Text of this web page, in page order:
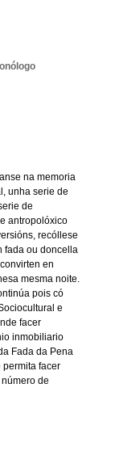
na memoria
unha serie de
de
antropolóxico
recóllese
fada ou doncella
en
mesma noite.
pois có
e
facer
inmobiliario
Fada da Pena
permita facer
de